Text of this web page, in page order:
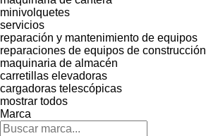
minivolquetes
servicios
reparación y mantenimiento de equipos
reparaciones de equipos de construcción
maquinaria de almacén
carretillas elevadoras
cargadoras telescópicas
mostrar todos
Marca